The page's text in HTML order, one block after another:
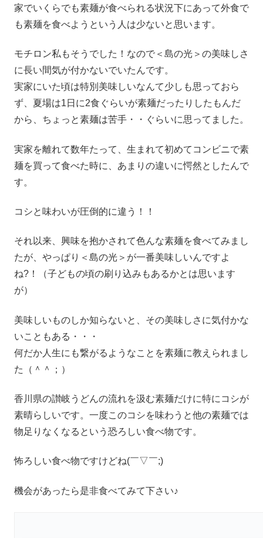
家でいくらでも素麺が食べられる状況下にあって外食で
も素麺を食べようという人は少ないと思います。
モチロン私もそうでした！なので＜島の光＞の美味しさ
に長い間気が付かないでいたんです。
実家にいた頃は特別美味しいなんて少しも思っておら
ず、夏場は1日に2食ぐらいが素麺だったりしたもんだ
から、ちょっと素麺は苦手・・ぐらいに思ってました。
実家を離れて数年たって、生まれて初めてコンビニで素
麺を買って食べた時に、あまりの違いに愕然としたんで
す。
コシと味わいが圧倒的に違う！！
それ以来、興味を抱かされて色んな素麺を食べてみまし
たが、やっぱり＜島の光＞が一番美味しいんですよ
ね?！（子どもの頃の刷り込みもあるかとは思います
が）
美味しいものしか知らないと、その美味しさに気付かな
いこともある・・・
何だか人生にも繋がるようなことを素麺に教えられまし
た（＾＾；）
香川県の讃岐うどんの流れを汲む素麺だけに特にコシが
素晴らしいです。一度このコシを味わうと他の素麺では
物足りなくなるという恐ろしい食べ物です。
怖ろしい食べ物ですけどね(￣▽￣;)
機会があったら是非食べてみて下さい♪